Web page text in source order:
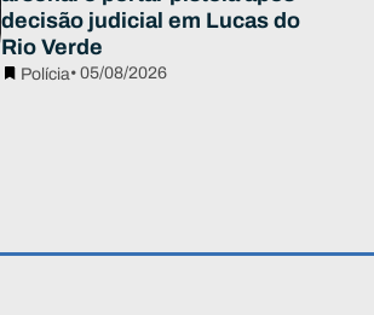
decisão judicial em Lucas do
Rio Verde
Polícia• 05/08/2026